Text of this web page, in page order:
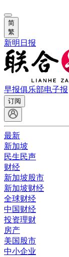
简
繁
新明日报
早报俱乐部电子报
订阅
最新
新加坡
民生民声
财经
新加坡股市
新加坡财经
全球财经
中国财经
投资理财
房产
美国股市
中小企业